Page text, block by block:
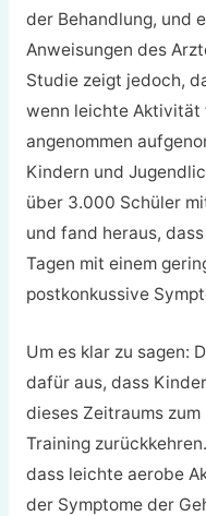
der Behandlung, und
Anweisungen des
Studie zeigt jedoch,
wenn leichte Aktivität
angenommen
Kindern und
über 3.000 Schüler
und fand heraus,
Tagen mit einem
postkonkussive
Um es klar zu sagen:
dafür aus, dass
dieses Zeitraums
Training
dass leichte aerobe
der Symptome der